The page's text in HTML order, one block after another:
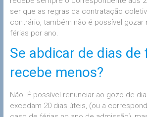
ser que as regras da contratação
contrário, também não é possível gozar
férias por ano.
Se abdicar de dias de
recebe menos?
Não. É possível renunciar ao gozo de
excedam 20 dias úteis, (ou a